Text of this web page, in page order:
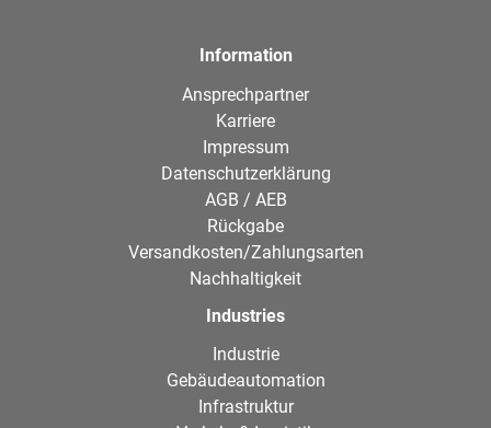
Information
Ansprechpartner
Karriere
Impressum
Datenschutzerklärung
AGB / AEB
Rückgabe
Versandkosten/Zahlungsarten
Nachhaltigkeit
Industries
Industrie
Gebäudeautomation
Infrastruktur